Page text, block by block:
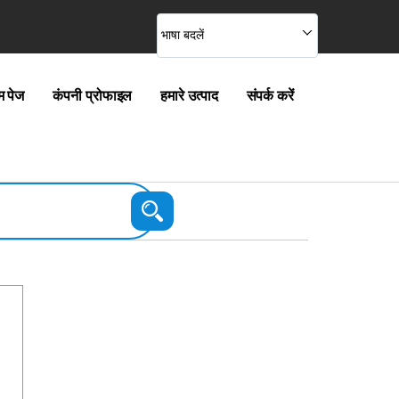
भाषा बदलें
पेज कंपनी प्रोफाइल हमारे उत्पाद संपर्क करें